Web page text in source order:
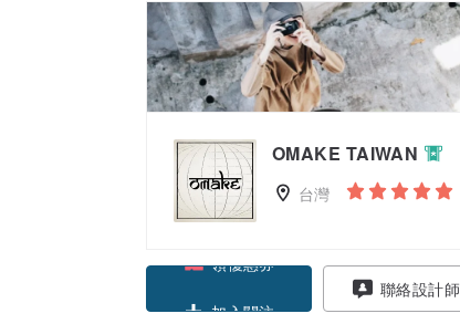
OMAKE TAIWAN
台灣
聯絡設計師